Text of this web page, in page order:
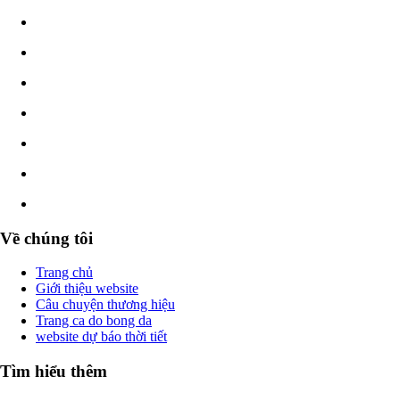
Về chúng tôi
Trang chủ
Giới thiệu website
Câu chuyện thương hiệu
Trang ca do bong da
website dự báo thời tiết
Tìm hiểu thêm